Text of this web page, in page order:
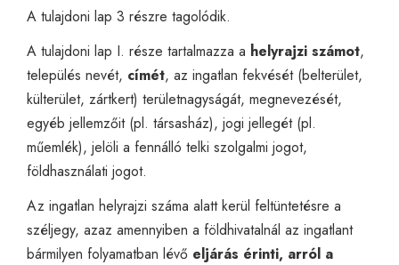
A tulajdoni lap 3 részre tagolódik.
A tulajdoni lap I. része tartalmazza a helyrajzi számot,
település nevét, címét, az ingatlan fekvését (belterület,
külterület, zártkert) területnagyságát, megnevezését,
egyéb jellemzőit (pl. társasház), jogi jellegét (pl.
műemlék), jelöli a fennálló telki szolgalmi jogot,
földhasználati jogot.
Az ingatlan helyrajzi száma alatt kerül feltüntetésre a
széljegy, azaz amennyiben a földhivatalnál az ingatlant
bármilyen folyamatban lévő eljárás érinti, arról a